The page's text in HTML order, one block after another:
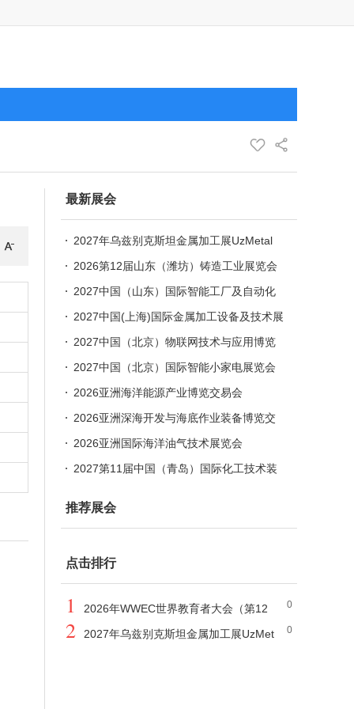
最新展会
2027年乌兹别克斯坦金属加工展UzMetal
2026第12届山东（潍坊）铸造工业展览会
2027中国（山东）国际智能工厂及自动化
技术展览会
2027中国(上海)国际金属加工设备及技术展
览会
2027中国（北京）物联网技术与应用博览
会
2027中国（北京）国际智能小家电展览会
2026亚洲海洋能源产业博览交易会
2026亚洲深海开发与海底作业装备博览交
易会
2026亚洲国际海洋油气技术展览会
2027第11届中国（青岛）国际化工技术装
推荐展会
点击排行
0
1
2026年WWEC世界教育者大会（第12
届）
0
2
2027年乌兹别克斯坦金属加工展UzMet